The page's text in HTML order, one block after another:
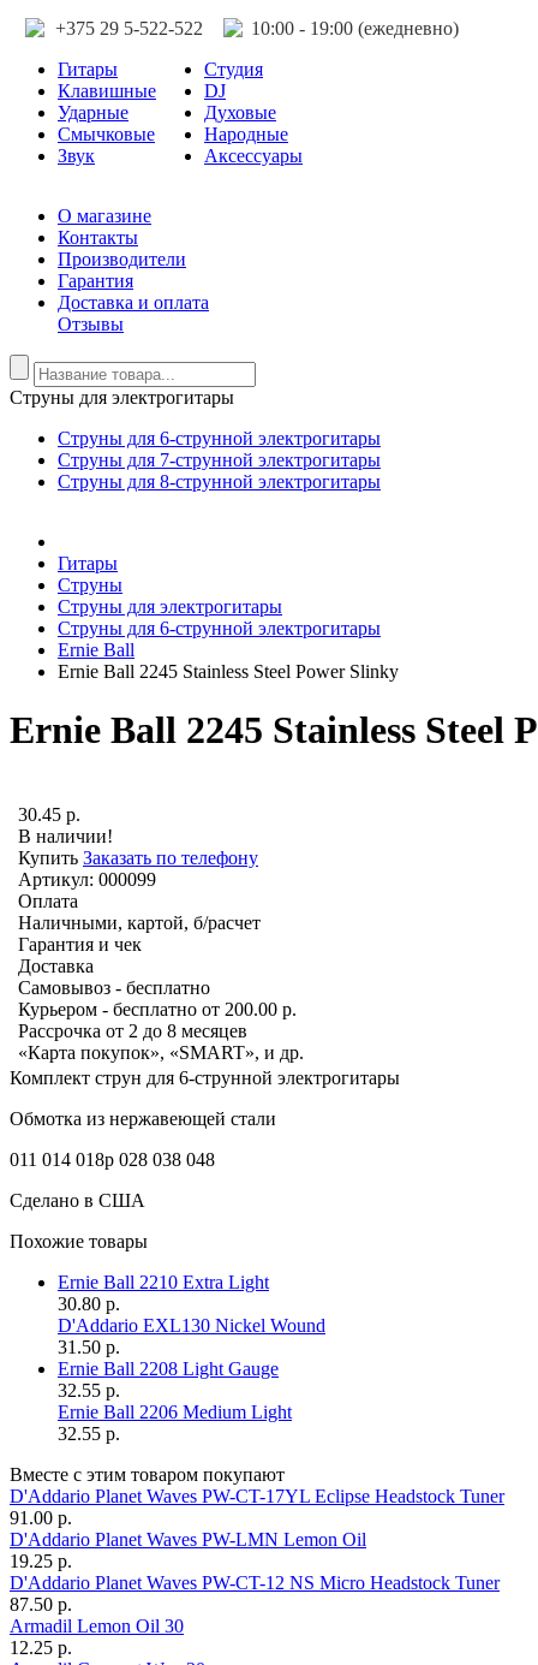
+375 29 5-522-522
10:00 - 19:00 (ежедневно)
Гитары
Клавишные
Ударные
Смычковые
Звук
Студия
DJ
Духовые
Народные
Аксессуары
О магазине
Контакты
Производители
Гарантия
Доставка и оплата
Отзывы
Струны для электрогитары
Струны для 6-струнной электрогитары
Струны для 7-струнной электрогитары
Струны для 8-струнной электрогитары
Гитары
Струны
Струны для электрогитары
Струны для 6-струнной электрогитары
Ernie Ball
Ernie Ball 2245 Stainless Steel Power Slinky
Ernie Ball 2245 Stainless Steel
30.45 р.
В наличии!
Купить Заказать по телефону
Артикул: 000099
Оплата
Наличными, картой, б/расчет
Гарантия и чек
Доставка
Самовывоз - бесплатно
Курьером - бесплатно от 200.00 р.
Рассрочка от 2 до 8 месяцев
«Карта покупок», «SMART», и др.
Комплект струн для 6-струнной электрогитары
Обмотка из нержавеющей стали
011 014 018p 028 038 048
Сделано в США
Похожие товары
Ernie Ball 2210 Extra Light
30.80 р.
D'Addario EXL130 Nickel Wound
31.50 р.
Ernie Ball 2208 Light Gauge
32.55 р.
Ernie Ball 2206 Medium Light
32.55 р.
Вместе с этим товаром покупают
D'Addario Planet Waves PW-CT-17YL Eclipse Headstock Tuner
91.00 р.
D'Addario Planet Waves PW-LMN Lemon Oil
19.25 р.
D'Addario Planet Waves PW-CT-12 NS Micro Headstock Tuner
87.50 р.
Armadil Lemon Oil 30
12.25 р.